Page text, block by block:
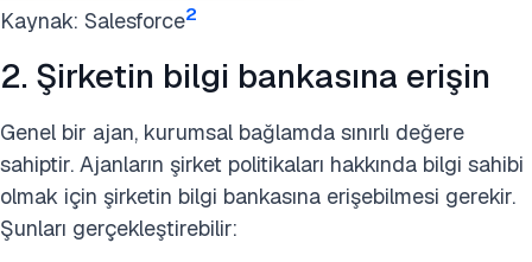
Kaynak: Salesforce2
2. Şirketin bilgi bankasına erişin
Genel bir ajan, kurumsal bağlamda sınırlı değere
sahiptir. Ajanların şirket politikaları hakkında bilgi sahibi
olmak için şirketin bilgi bankasına erişebilmesi gerekir.
Şunları gerçekleştirebilir: